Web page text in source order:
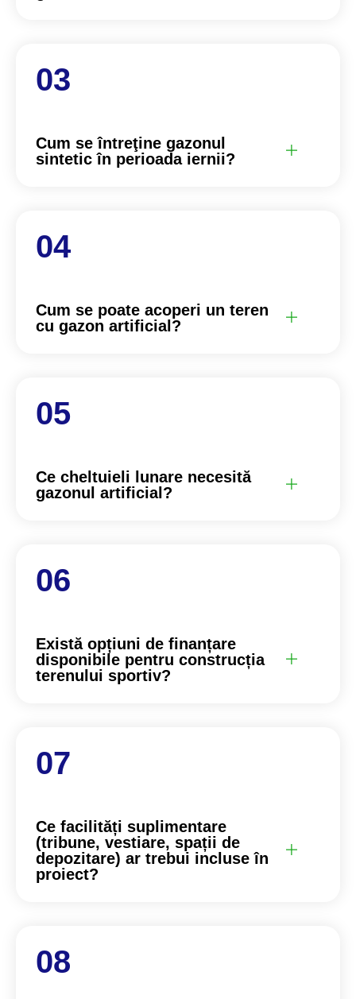
Cum se întreţine gazonul
sintetic în perioada iernii?
Cum se poate acoperi un teren
cu gazon artificial?
Ce cheltuieli lunare necesită
gazonul artificial?
Există opțiuni de finanțare
disponibile pentru construcția
terenului sportiv?
Ce facilități suplimentare
(tribune, vestiare, spații de
depozitare) ar trebui incluse în
proiect?